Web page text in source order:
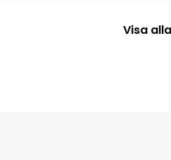
Visa